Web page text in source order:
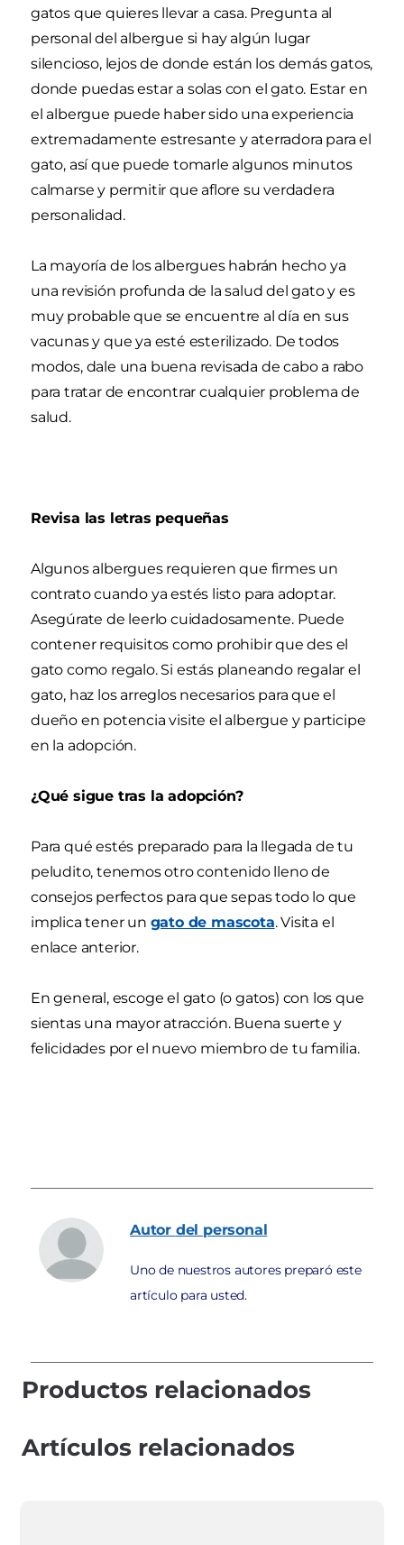
gatos que quieres llevar a casa. Pregunta al
personal del albergue si hay algún lugar
silencioso, lejos de donde están los demás gatos,
donde puedas estar a solas con el gato. Estar en
el albergue puede haber sido una experiencia
extremadamente estresante y aterradora para el
gato, así que puede tomarle algunos minutos
calmarse y permitir que aflore su verdadera
personalidad.
La mayoría de los albergues habrán hecho ya
una revisión profunda de la salud del gato y es
muy probable que se encuentre al día en sus
vacunas y que ya esté esterilizado. De todos
modos, dale una buena revisada de cabo a rabo
para tratar de encontrar cualquier problema de
salud.
Revisa las letras pequeñas
Algunos albergues requieren que firmes un
contrato cuando ya estés listo para adoptar.
Asegúrate de leerlo cuidadosamente. Puede
contener requisitos como prohibir que des el
gato como regalo. Si estás planeando regalar el
gato, haz los arreglos necesarios para que el
dueño en potencia visite el albergue y participe
en la adopción.
¿Qué sigue tras la adopción?
Para qué estés preparado para la llegada de tu
peludito, tenemos otro contenido lleno de
consejos perfectos para que sepas todo lo que
implica tener un gato de mascota. Visita el
enlace anterior.
En general, escoge el gato (o gatos) con los que
sientas una mayor atracción. Buena suerte y
felicidades por el nuevo miembro de tu familia.
Autor del personal
Uno de nuestros autores preparó este
artículo para usted.
Productos relacionados
Artículos relacionados